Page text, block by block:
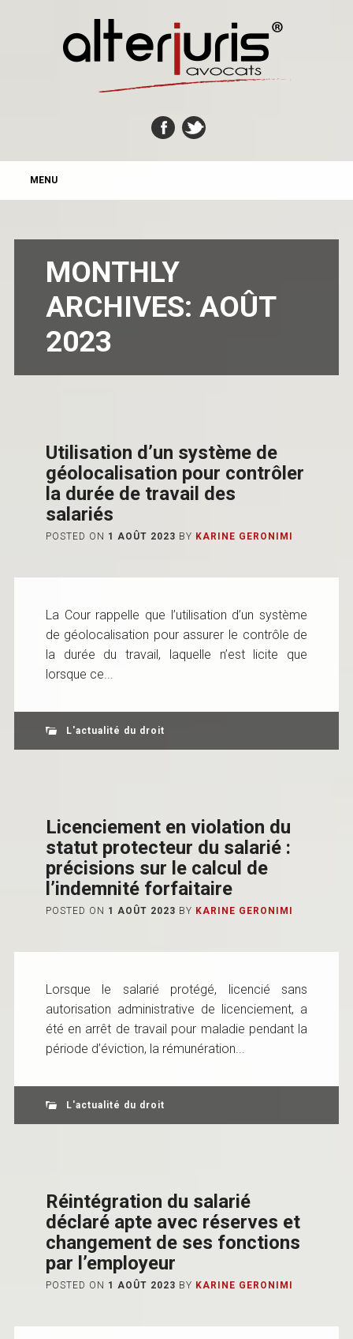
MAIN MENU
MENU
MONTHLY
ARCHIVES: AOÛT
2023
Utilisation d’un système de
géolocalisation pour contrôler
la durée de travail des
salariés
POSTED ON 1 AOÛT 2023 BY KARINE GERONIMI
La Cour rappelle que l’utilisation d’un système
de géolocalisation pour assurer le contrôle de
la durée du travail, laquelle n’est licite que
lorsque ce...
L'actualité du droit
Licenciement en violation du
statut protecteur du salarié :
précisions sur le calcul de
l’indemnité forfaitaire
POSTED ON 1 AOÛT 2023 BY KARINE GERONIMI
Lorsque le salarié protégé, licencié sans
autorisation administrative de licenciement, a
été en arrêt de travail pour maladie pendant la
période d’éviction, la rémunération...
L'actualité du droit
Réintégration du salarié
déclaré apte avec réserves et
changement de ses fonctions
par l’employeur
POSTED ON 1 AOÛT 2023 BY KARINE GERONIMI